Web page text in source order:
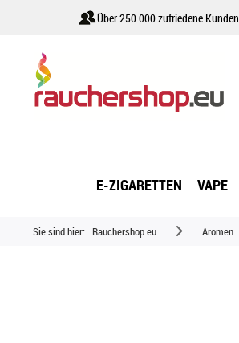
Über 250.000 zufriedene Kunden
E-ZIGARETTEN VAPE
Sie sind hier: Rauchershop.eu Aromen